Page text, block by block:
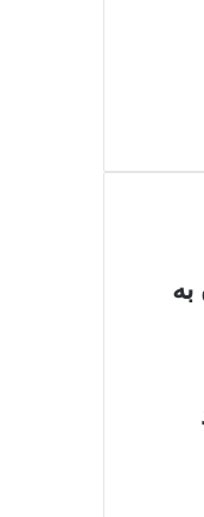
تومان به